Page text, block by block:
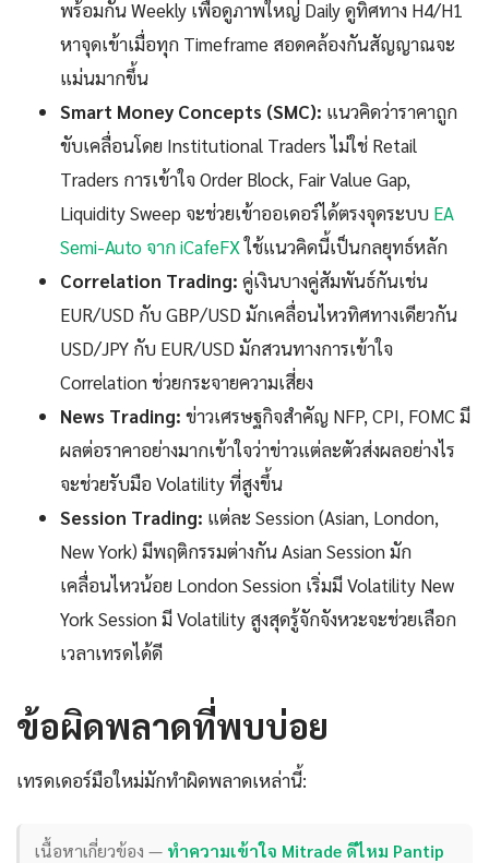
พร้อมกัน Weekly เพื่อดูภาพใหญ่ Daily ดูทิศทาง H4/H1
หาจุดเข้าเมื่อทุก Timeframe สอดคล้องกันสัญญาณจะ
แม่นมากขึ้น
Smart Money Concepts (SMC): แนวคิดว่าราคาถูก
ขับเคลื่อนโดย Institutional Traders ไม่ใช่ Retail
Traders การเข้าใจ Order Block, Fair Value Gap,
Liquidity Sweep จะช่วยเข้าออเดอร์ได้ตรงจุดระบบ EA
Semi-Auto จาก iCafeFXใช้แนวคิดนี้เป็นกลยุทธ์หลัก
Correlation Trading: คู่เงินบางคู่สัมพันธ์กันเช่น
EUR/USD กับ GBP/USD มักเคลื่อนไหวทิศทางเดียวกัน
USD/JPY กับ EUR/USD มักสวนทางการเข้าใจ
Correlation ช่วยกระจายความเสี่ยง
News Trading: ข่าวเศรษฐกิจสำคัญ NFP, CPI, FOMC มี
ผลต่อราคาอย่างมากเข้าใจว่าข่าวแต่ละตัวส่งผลอย่างไร
จะช่วยรับมือ Volatility ที่สูงขึ้น
Session Trading: แต่ละ Session (Asian, London,
New York) มีพฤติกรรมต่างกัน Asian Session มัก
เคลื่อนไหวน้อย London Session เริ่มมี Volatility New
York Session มี Volatility สูงสุดรู้จักจังหวะจะช่วยเลือก
เวลาเทรดได้ดี
ข้อผิดพลาดที่พบบ่อย
เทรดเดอร์มือใหม่มักทำผิดพลาดเหล่านี้:
เนื้อหาเกี่ยวข้อง — ทำความเข้าใจ Mitrade ดีไหม Pantip